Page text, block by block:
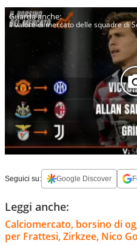
Il valore di mercato delle squadre di
Seguici su: Google Discover
Leggi anche:
Calciomercato, borsino di
per Frattesi, Zirkzee, Nico